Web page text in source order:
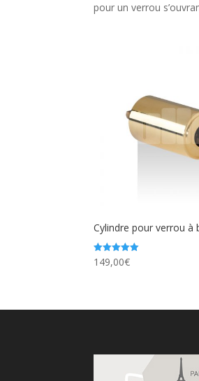
pour un verrou
Cylindre pour verrou à
Note
5.00
149,00€